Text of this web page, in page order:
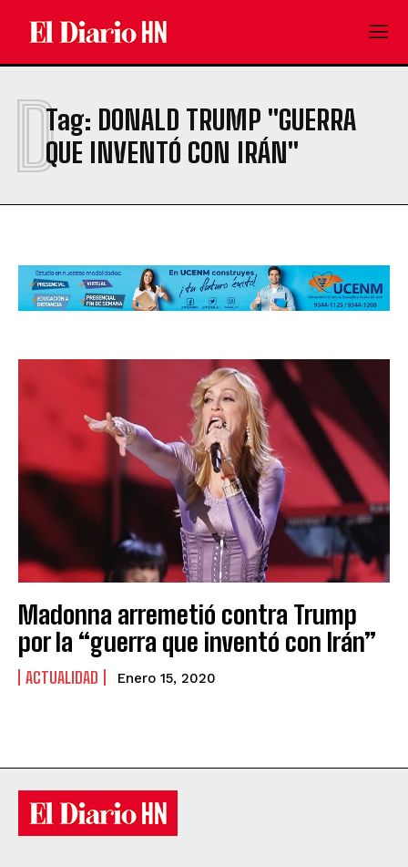
Tag: DONALD TRUMP "GUERRA
QUE INVENTÓ CON IRÁN"
D
Madonna arremetió contra Trump
por la “guerra que inventó con Irán”
ACTUALIDAD Enero 15, 2020